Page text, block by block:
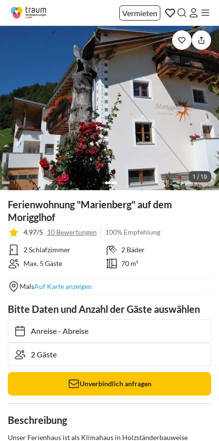
Vermieten
1 / 19
Ferienwohnung "Marienberg" auf dem
Morigglhof
4.97/5 10 Bewertungen 100% Empfehlung
2 Schlafzimmer
2 Bäder
Max. 5 Gäste
70 m²
MalsAuf Karte anzeigen
Bitte Daten und Anzahl der Gäste auswählen
Anreise- Abreise
Unverbindlich anfragen
Beschreibung
Unser Ferienhaus ist als Klimahaus in Holzständerbauweise